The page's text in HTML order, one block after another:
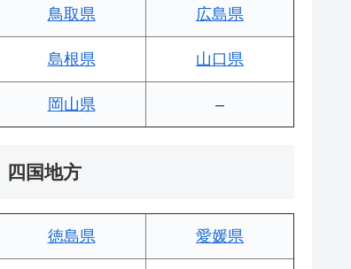
鳥取県 広島県
島根県 山口県
岡山県 –
四国地方
徳島県 愛媛県